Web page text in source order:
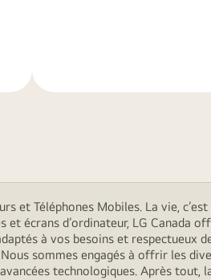
et Téléphones Mobiles. La vie,
écrans d’ordinateur, LG Canada
à vos besoins et respectueux
sommes engagés à offrir les
technologiques. Après tout,